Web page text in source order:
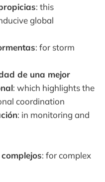
: this
global
: for storm
de una mejor
: which highlights the
coordination
: in monitoring and
: for complex